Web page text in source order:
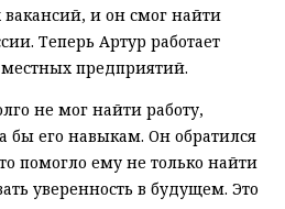
и он смог найти
Теперь Артур работает
предприятий.
не мог найти работу,
бы его навыкам. Он обратился
помогло ему не только найти
уверенность в будущем. Это